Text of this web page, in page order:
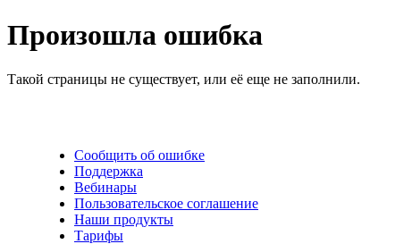
Произошла ошибка
Такой страницы не существует, или её еще не заполнили.
Сообщить об ошибке
Поддержка
Вебинары
Пользовательское соглашение
Наши продукты
Тарифы